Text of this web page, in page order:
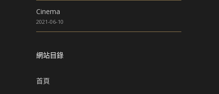
Cinema
2021-06-10
網站目錄
首頁